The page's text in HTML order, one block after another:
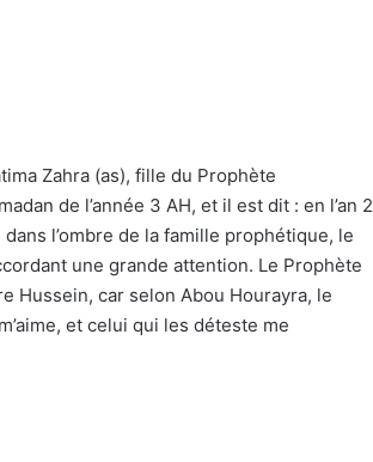
Zahra (as), fille du Prophète
de l’année 3 AH, et il est dit : en l’an 2
l’ombre de la famille prophétique, le
une grande attention. Le Prophète
Hussein, car selon Abou Hourayra, le
et celui qui les déteste me